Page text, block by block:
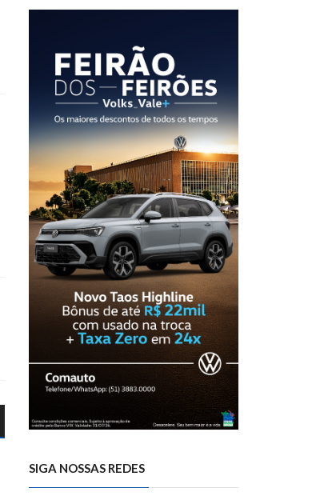
SIGA NOSSAS REDES